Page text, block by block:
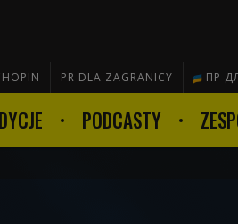
PR DLA ZAGRANICY ПР

PODCASTY